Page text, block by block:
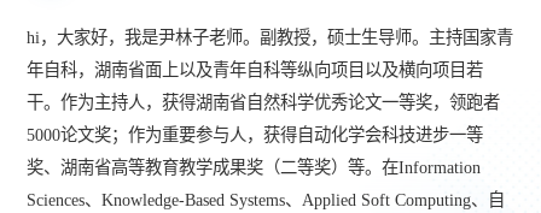
hi，大家好，我是尹林子老师。副教授，硕士生导师。主持国家青
年自科，湖南省面上以及青年自科等纵向项目以及横向项目若
干。作为主持人，获得湖南省自然科学优秀论文一等奖，领跑者
5000论文奖；作为重要参与人，获得自动化学会科技进步一等
奖、湖南省高等教育教学成果奖（二等奖）等。在Information
Sciences、Knowledge-Based Systems、Applied Soft Computing、自